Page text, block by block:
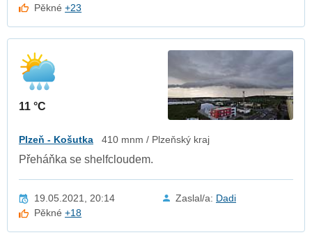
Pěkné+23
11 °C
Plzeň - Košutka 410 mnm / Plzeňský kraj
Přeháňka se shelfcloudem.
19.05.2021, 20:14 Zaslal/a: Dadi
Pěkné+18